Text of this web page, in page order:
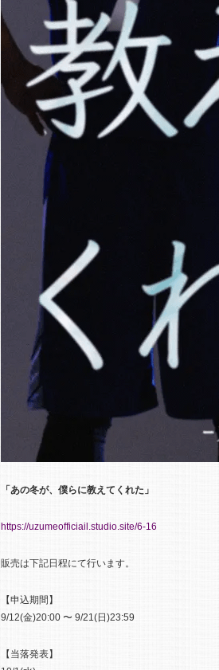
「あの冬が、僕らに教えてくれた」
https://uzumeofficiail.studio.site/6-16
販売は下記日程にて行います。
【申込期間】
9/12(金)20:00 〜 9/21(日)23:59
【当落発表】